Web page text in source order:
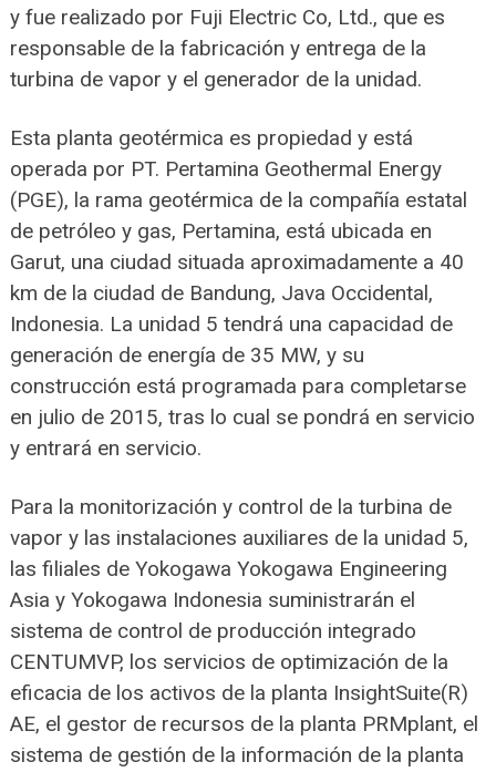
y fue realizado por Fuji Electric Co, Ltd., que es
responsable de la fabricación y entrega de la
turbina de vapor y el generador de la unidad.
Esta planta geotérmica es propiedad y está
operada por PT. Pertamina Geothermal Energy
(PGE), la rama geotérmica de la compañía estatal
de petróleo y gas, Pertamina, está ubicada en
Garut, una ciudad situada aproximadamente a 40
km de la ciudad de Bandung, Java Occidental,
Indonesia. La unidad 5 tendrá una capacidad de
generación de energía de 35 MW, y su
construcción está programada para completarse
en julio de 2015, tras lo cual se pondrá en servicio
y entrará en servicio.
Para la monitorización y control de la turbina de
vapor y las instalaciones auxiliares de la unidad 5,
las filiales de Yokogawa Yokogawa Engineering
Asia y Yokogawa Indonesia suministrarán el
sistema de control de producción integrado
CENTUMVP, los servicios de optimización de la
eficacia de los activos de la planta InsightSuite(R)
AE, el gestor de recursos de la planta PRMplant, el
sistema de gestión de la información de la planta